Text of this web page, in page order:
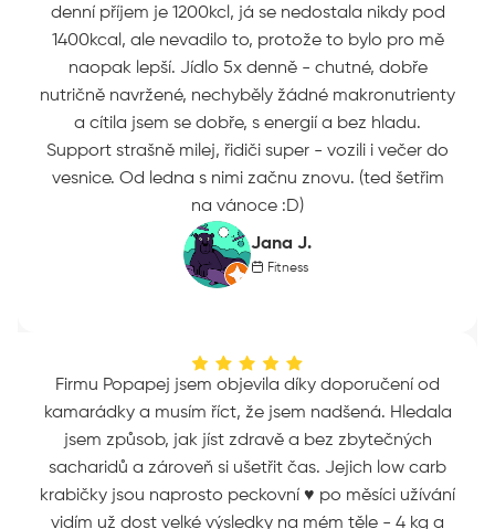
denní příjem je 1200kcl, já se nedostala nikdy pod
1400kcal, ale nevadilo to, protože to bylo pro mě
naopak lepší. Jídlo 5x denně - chutné, dobře
nutričně navržené, nechyběly žádné makronutrienty
a cítila jsem se dobře, s energií a bez hladu.
Support strašně milej, řidiči super - vozili i večer do
vesnice. Od ledna s nimi začnu znovu. (ted šetřim
na vánoce :D)
Jana J.
Fitness
Firmu Popapej jsem objevila díky doporučení od
kamarádky a musím říct, že jsem nadšená. Hledala
jsem způsob, jak jíst zdravě a bez zbytečných
sacharidů a zároveň si ušetřit čas. Jejich low carb
krabičky jsou naprosto peckovní ♥️ po měsíci užívání
vidím už dost velké výsledky na mém těle - 4 kg a